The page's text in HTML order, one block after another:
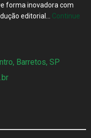
forma inovadora com
editorial… Continue
Barretos, SP